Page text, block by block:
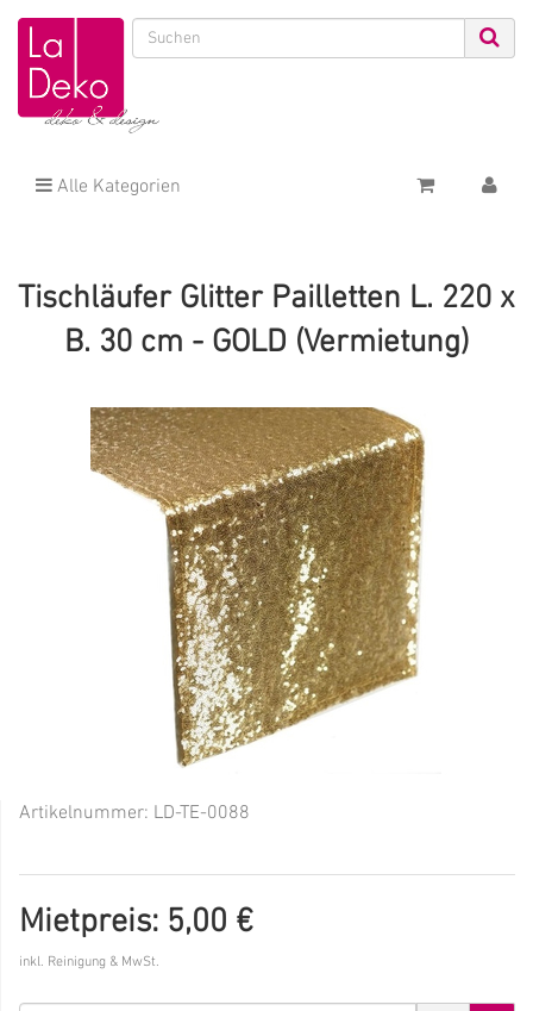
Alle Kategorien
Tischläufer Glitter Pailletten L. 220 x
B. 30 cm - GOLD (Vermietung)
Artikelnummer: LD-TE-0088
Mietpreis: 5,00 €
inkl. Reinigung & MwSt.